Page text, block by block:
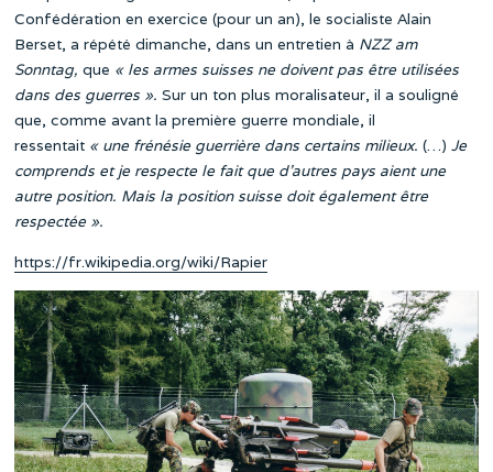
Confédération en exercice (pour un an), le socialiste Alain
Berset, a répété dimanche, dans un entretien à NZZ am
Sonntag, que « les armes suisses ne doivent pas être utilisées
dans des guerres ». Sur un ton plus moralisateur, il a souligné
que, comme avant la première guerre mondiale, il
ressentait « une frénésie guerrière dans certains milieux. (…)Je
comprends et je respecte le fait que d’autres pays aient une
autre position. Mais la position suisse doit également être
respectée ».
https://fr.wikipedia.org/wiki/Rapier